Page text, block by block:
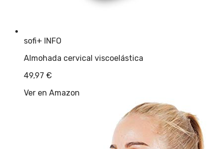
sofi+ INFO
Almohada cervical viscoelástica
49,97 €
Ver en Amazon